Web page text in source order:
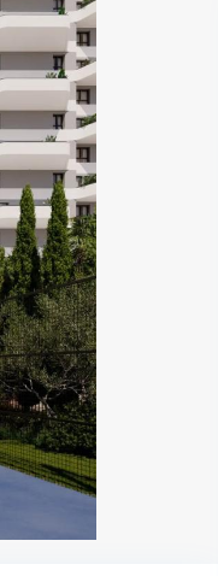
Sign Up
LOGIN
Please contact